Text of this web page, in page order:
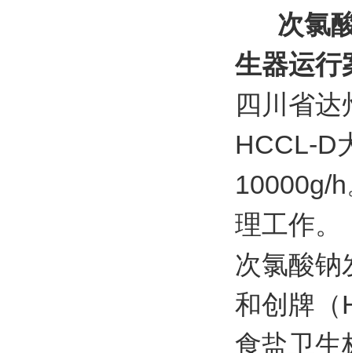
次氯
生器运行
四川省
HCCL-D
10000g/
理工作。
次氯酸钠
和创牌（
食盐卫生